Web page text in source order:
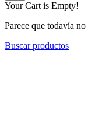
Your Cart is Empty!
Parece que todavía
Buscar productos